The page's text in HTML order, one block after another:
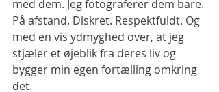
med dem. Jeg fotograferer dem bare.
På afstand. Diskret. Respektfuldt. Og
med en vis ydmyghed over, at jeg
stjæler et øjeblik fra deres liv og
bygger min egen fortælling omkring
det.